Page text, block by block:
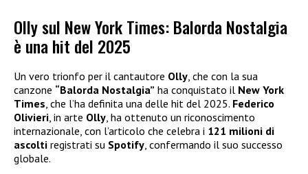
Olly sul New York Times: Balorda Nostalgia
è una hit del 2025
Un vero trionfo per il cantautore Olly , che con la sua
canzone “Balorda Nostalgia” ha conquistato il New York
Times , che l’ha definita una delle hit del 2025. Federico
Olivieri , in arte Olly , ha ottenuto un riconoscimento
internazionale, con l’articolo che celebra i 121 milioni di
ascolti registrati su Spotify , confermando il suo successo
globale.